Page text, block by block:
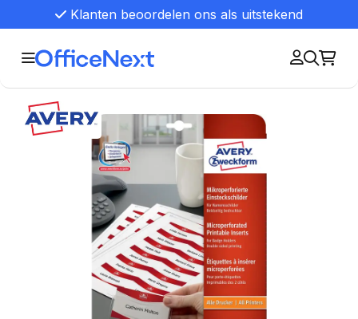
Klanten beoordelen ons als uitstekend